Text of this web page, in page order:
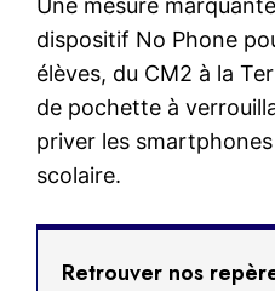
Une mesure
dispositif No Phone
élèves, du CM2 à la
de pochette à
priver les
scolaire.
Retrouver nos